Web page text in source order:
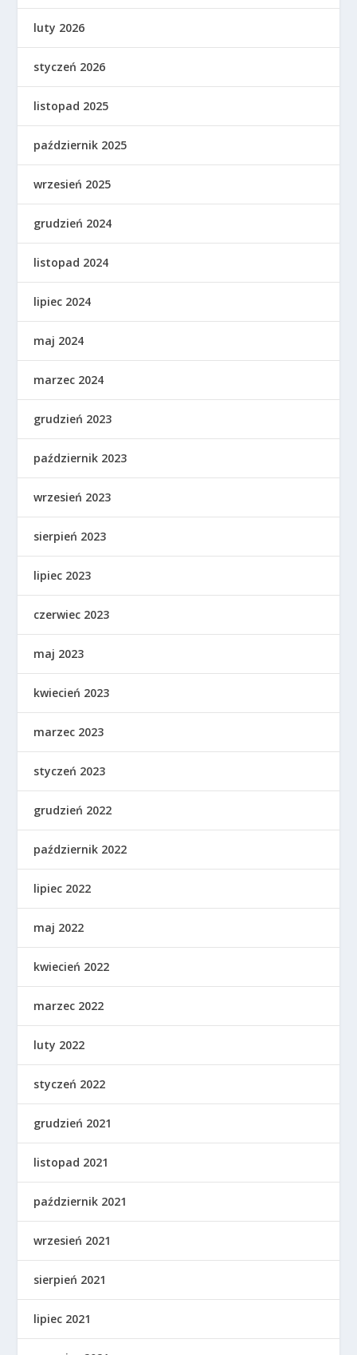
luty 2026
styczeń 2026
listopad 2025
październik 2025
wrzesień 2025
grudzień 2024
listopad 2024
lipiec 2024
maj 2024
marzec 2024
grudzień 2023
październik 2023
wrzesień 2023
sierpień 2023
lipiec 2023
czerwiec 2023
maj 2023
kwiecień 2023
marzec 2023
styczeń 2023
grudzień 2022
październik 2022
lipiec 2022
maj 2022
kwiecień 2022
marzec 2022
luty 2022
styczeń 2022
grudzień 2021
listopad 2021
październik 2021
wrzesień 2021
sierpień 2021
lipiec 2021